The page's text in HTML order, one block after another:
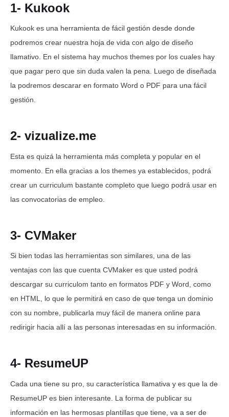
1- Kukook
Kukook es una herramienta de fácil gestión desde donde
podremos crear nuestra hoja de vida con algo de diseño
llamativo. En el sistema hay muchos themes por los cuales hay
que pagar pero que sin duda valen la pena. Luego de diseñada
la podremos descarar en formato Word o PDF para una fácil
gestión.
2- vizualize.me
Esta es quizá la herramienta más completa y popular en el
momento. En ella gracias a los themes ya establecidos, podrá
crear un curriculum bastante completo que luego podrá usar en
las convocatorias de empleo.
3- CVMaker
Si bien todas las herramientas son similares, una de las
ventajas con las que cuenta CVMaker es que usted podrá
descargar su curriculom tanto en formatos PDF y Word, como
en HTML, lo que le permitirá en caso de que tenga un dominio
con su nombre, publicarla muy fácil de manera online para
redirigir hacia allí a las personas interesadas en su información.
4- ResumeUP
Cada una tiene su pro, su característica llamativa y es que la de
ResumeUP es bien interesante. La forma de publicar su
información en las hermosas plantillas que tiene, va a ser de